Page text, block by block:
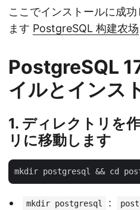
ここでインストールに成
ます PostgreSQL 构建农场
PostgreSQL
イルとインス
1. ディレクトリを
リに移動します
mkdir postgresql :